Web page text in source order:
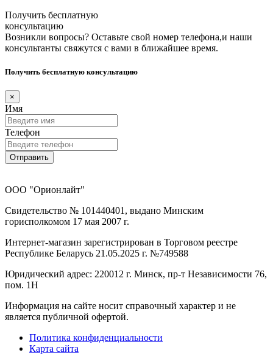
Получить бесплатную
консультацию
Возникли вопросы? Оставьте свой номер телефона,и наши
консультанты свяжутся с вами в ближайшее время.
Получить бесплатную консультацию
×
Имя
Телефон
Отправить
ООО "Орионлайт"
Свидетельство № 101440401, выдано Минским
горисполкомом 17 мая 2007 г.
Интернет-магазин зарегистрирован в Торговом реестре
Республике Беларусь 21.05.2025 г. №749588
Юридический адрес: 220012 г. Минск, пр-т Независимости 76,
пом. 1Н
Информация на сайте носит справочный характер и не
является публичной офертой.
Политика конфиденциальности
Карта сайта